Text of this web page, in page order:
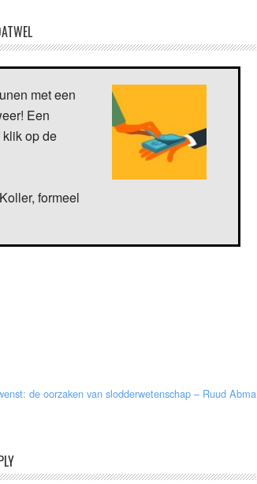
met een
Een
klik op de
formeel
de oorzaken van slodderwetenschap – Ruud Abma